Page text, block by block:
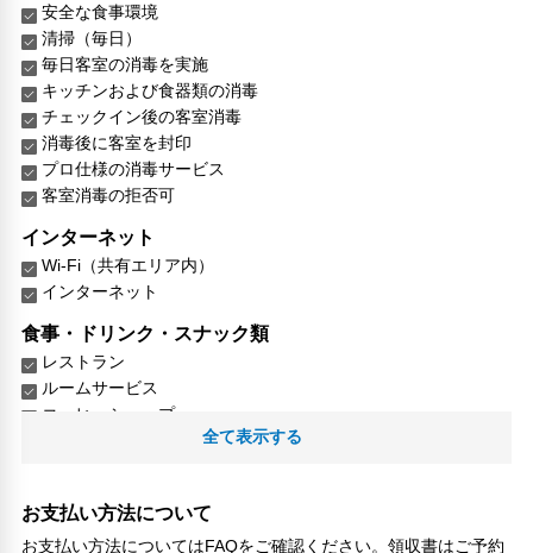
安全な食事環境
清掃（毎日）
毎日客室の消毒を実施
キッチンおよび食器類の消毒
チェックイン後の客室消毒
消毒後に客室を封印
プロ仕様の消毒サービス
客室消毒の拒否可
インターネット
Wi-Fi（共有エリア内）
インターネット
食事・ドリンク・スナック類
レストラン
ルームサービス
コーヒーショップ
ビジネスセンター（プリントアウト/FAX）
全て表示する
お支払い方法について
お支払い方法についてはFAQをご確認ください。領収書はご予約